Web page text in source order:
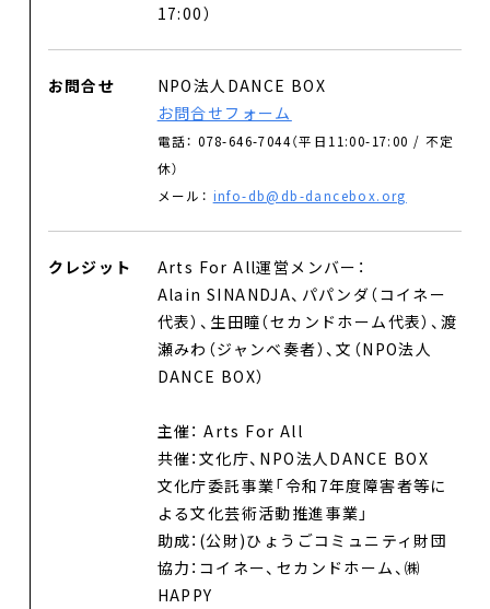
お問合せ
17:00）
お問合せ
NPO法人DANCE BOX
お問合せフォーム
電話： 078-646-7044（平日11:00-17:00 / 不定
休）
メール： info-db@db-dancebox.org
クレジット
Arts For All運営メンバー：
Alain SINANDJA、パパンダ（コイネー
代表）、生田瞳（セカンドホーム代表）、渡
瀬みわ（ジャンベ奏者）、文（NPO法人
DANCE BOX）
主催： Arts For All
共催：文化庁、NPO法人DANCE BOX
文化庁委託事業「令和7年度障害者等に
よる文化芸術活動推進事業」
助成：(公財)ひょうごコミュニティ財団
協力：コイネー、セカンドホーム、㈱
HAPPY